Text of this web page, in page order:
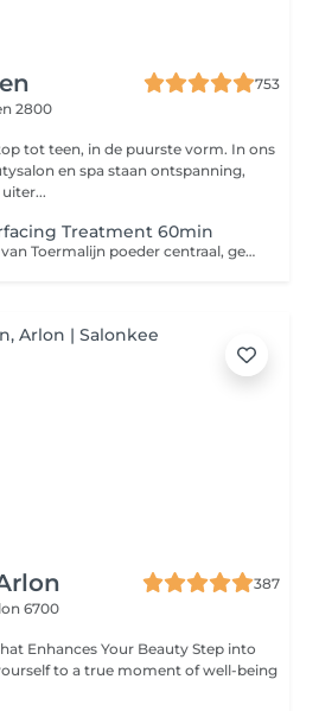
753
2800
tot teen, in de puurste vorm. In ons
en spa staan ontspanning,
Treatment 60min
Hierbij staat het gebruik van Toermalijn poeder centraal, gekend voor zijn ontgiftende kwaliteiten. Ontdek ons antwoord op Microdermabrasie en laat je huid op natuurlijke wijze stralen.
387
6700
to a true moment of well-being